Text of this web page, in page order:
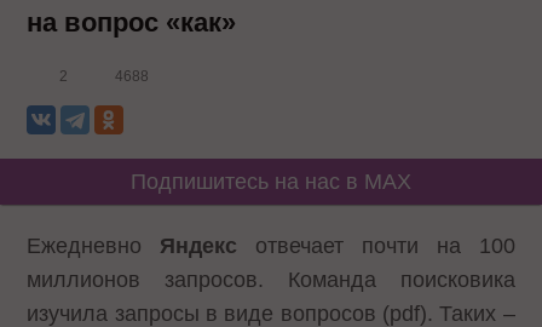
на вопрос «как»
2 4688
Подпишитесь на нас в MAX
Ежедневно Яндекс отвечает почти на 100
миллионов запросов. Команда поисковика
изучила запросы в виде вопросов (pdf). Таких –